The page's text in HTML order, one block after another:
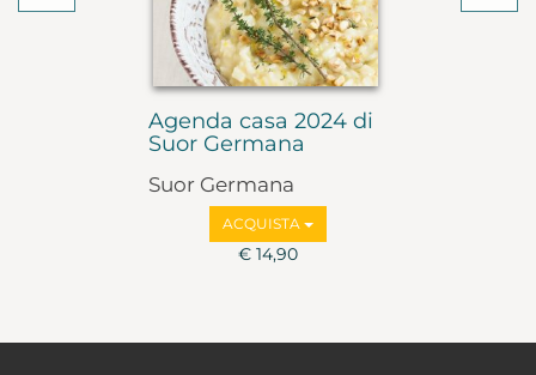
Agenda casa 2024 di
Suor Germana
Suor Germana
ACQUISTA
€ 14,90